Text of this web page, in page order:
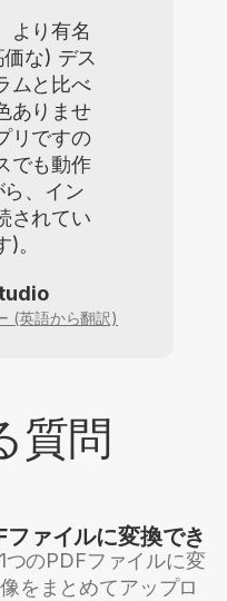
より有名
な) デス
ムと比べ
ありませ
リですの
でも動作
ら、イン
されてい
。
(英語から翻訳)
質問
ァイルに変換でき
のPDFファイルに変
をまとめてアップロ